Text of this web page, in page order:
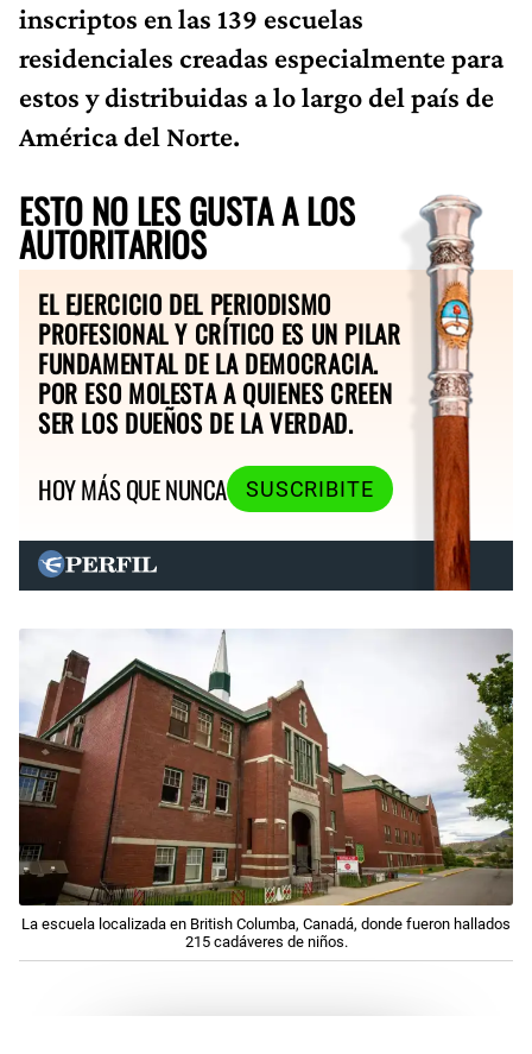
inscriptos en las 139 escuelas
residenciales creadas especialmente para
estos y distribuidas a lo largo del país de
América del Norte.
ESTO NO LES GUSTA A LOS
AUTORITARIOS
EL EJERCICIO DEL PERIODISMO
PROFESIONAL Y CRÍTICO ES UN PILAR
FUNDAMENTAL DE LA DEMOCRACIA.
POR ESO MOLESTA A QUIENES CREEN
SER LOS DUEÑOS DE LA VERDAD.
HOY MÁS QUE NUNCA
SUSCRIBITE
La escuela localizada en British Columba, Canadá, donde fueron hallados
215 cadáveres de niños.